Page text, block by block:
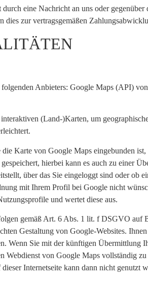
eine Nachricht an uns oder
dies zur vertragsgemäßen
folgenden Anbieters: Google Maps (API)
(Land-)Karten, um
Karte von Google Maps eingebunden
hierbei kann es auch zu einer
über das Sie eingeloggt sind oder ob
mit Ihrem Profil bei Google nicht
und wertet diese aus.
gemäß Art. 6 Abs. 1 lit. f DSGVO auf
Gestaltung von Google-Websites.
Wenn Sie mit der künftigen
Webdienst von Google Maps vollständig
Internetseite kann dann nicht genutzt